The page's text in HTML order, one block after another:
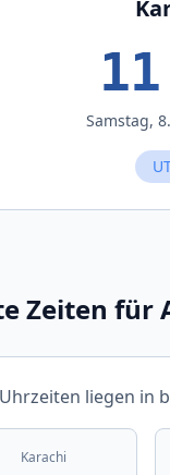
Samstag,
Zeiten für
liegen in
Karachi